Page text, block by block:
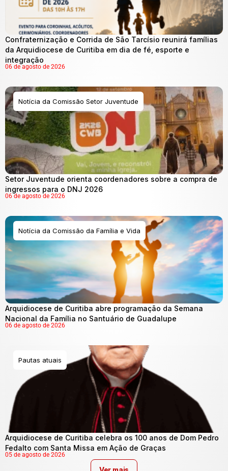
Confraternização e Corrida de São Tarcísio reunirá famílias
da Arquidiocese de Curitiba em dia de fé, esporte e
integração
06 de agosto de 2026
Notícia da Comissão Setor Juventude
Setor Juventude orienta coordenadores sobre a compra de
ingressos para o DNJ 2026
06 de agosto de 2026
Notícia da Comissão da Família e Vida
Arquidiocese de Curitiba abre programação da Semana
Nacional da Família no Santuário de Guadalupe
06 de agosto de 2026
Pautas atuais
Arquidiocese de Curitiba celebra os 100 anos de Dom Pedro
Fedalto com Santa Missa em Ação de Graças
05 de agosto de 2026